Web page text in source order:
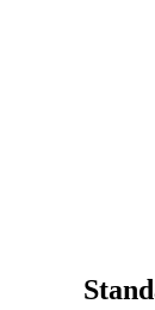
Het 6.67